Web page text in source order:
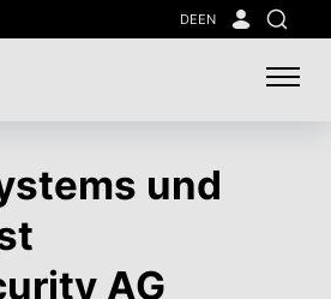
DEEN
Suche
und
AG